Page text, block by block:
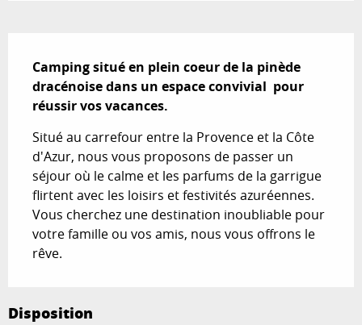
Camping situé en plein coeur de la pinède
dracénoise dans un espace convivial  pour
réussir vos vacances.
Situé au carrefour entre la Provence et la Côte
d'Azur, nous vous proposons de passer un
séjour où le calme et les parfums de la garrigue
flirtent avec les loisirs et festivités azuréennes.
Vous cherchez une destination inoubliable pour
votre famille ou vos amis, nous vous offrons le
rêve.
Disposition